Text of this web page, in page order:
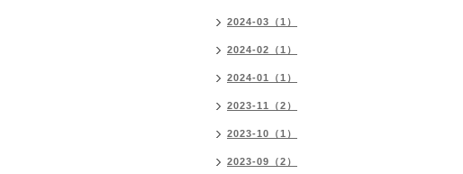
2024-03（1）
2024-02（1）
2024-01（1）
2023-11（2）
2023-10（1）
2023-09（2）